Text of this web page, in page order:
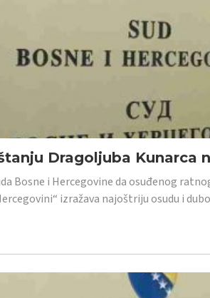
Dragoljuba Kunarca
Bosne i Hercegovine da osuđenog
izražava najoštriju osudu i